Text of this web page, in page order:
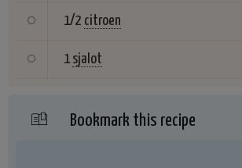
1/2 citroen
1 sjalot
Bookmark this recipe